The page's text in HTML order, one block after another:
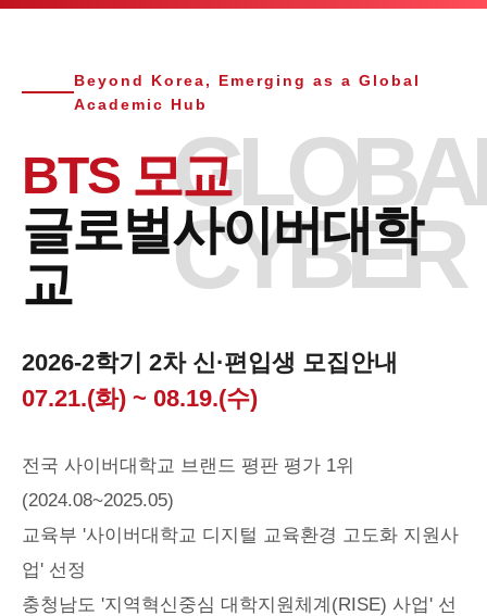
CYBER
Beyond Korea, Emerging as a Global
Academic Hub
BTS 모교
글로벌사이버대학
교
2026-2학기 2차 신·편입생 모집안내
07.21.(화) ~ 08.19.(수)
전국 사이버대학교 브랜드 평판 평가 1위
(2024.08~2025.05)
교육부 '사이버대학교 디지털 교육환경 고도화 지원사
업' 선정
충청남도 '지역혁신중심 대학지원체계(RISE) 사업' 선